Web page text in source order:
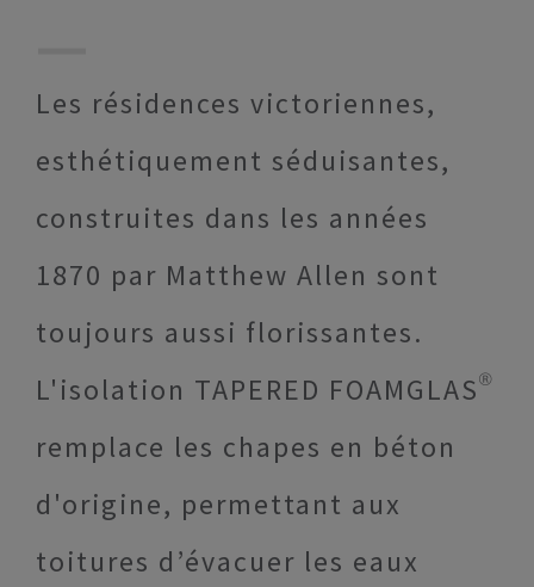
Les résidences victoriennes,
esthétiquement séduisantes,
construites dans les années
1870 par Matthew Allen sont
toujours aussi florissantes.
L'isolation TAPERED FOAMGLAS®
remplace les chapes en béton
d'origine, permettant aux
toitures d’évacuer les eaux